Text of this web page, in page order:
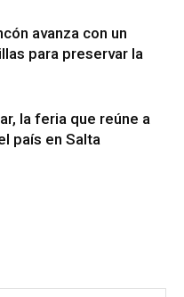
avanza con un
para preservar la
la feria que reúne a
país en Salta